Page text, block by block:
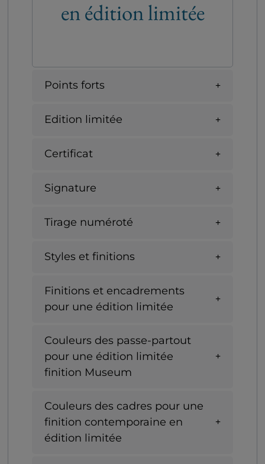
en édition limitée
Points forts
Edition limitée
Certificat
Signature
Tirage numéroté
Styles et finitions
Finitions et encadrements
pour une édition limitée
Couleurs des passe-partout
pour une édition limitée
finition Museum
Couleurs des cadres pour une
finition contemporaine en
édition limitée